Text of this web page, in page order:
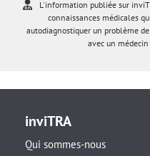
L'information publiée sur
connaissances médicales
autodiagnostiquer un problème
avec un
inviTRA
Qui sommes-nous